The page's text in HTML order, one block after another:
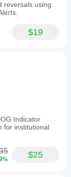
reversals using
$19
Indicator
for institutional
$25